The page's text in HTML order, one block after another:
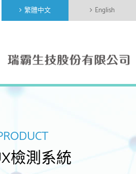
繁體中文 English
檢測系統